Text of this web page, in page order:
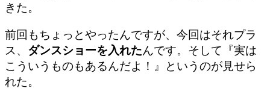
きた。
前回もちょっとやったんですが、今回はそれプラ
ス、 ダンスショーを入れたんです。そして『実は
こういうものもあるんだよ！』というのが見せら
れた。